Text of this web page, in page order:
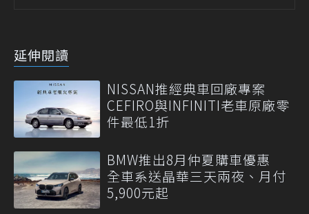
延伸閱讀
NISSAN推經典車回廠專案
CEFIRO與INFINITI老車原廠零
件最低1折
BMW推出8月仲夏購車優惠
全車系送晶華三天兩夜、月付
5,900元起